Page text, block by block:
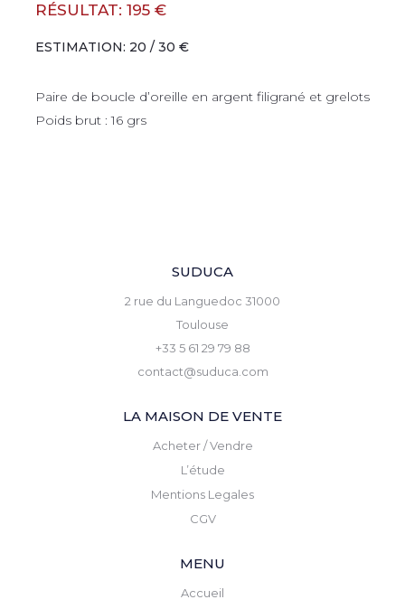
RÉSULTAT: 195 €
ESTIMATION: 20 / 30 €
Paire de boucle d’oreille en argent filigrané et grelots
Poids brut : 16 grs
SUDUCA
2 rue du Languedoc 31000
Toulouse
+33 5 61 29 79 88
contact@suduca.com
LA MAISON DE VENTE
Acheter / Vendre
L’étude
Mentions Legales
CGV
MENU
Accueil